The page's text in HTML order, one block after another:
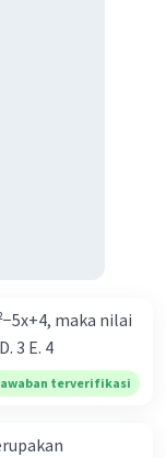
maka nilai
3 E. 4
terverifikasi